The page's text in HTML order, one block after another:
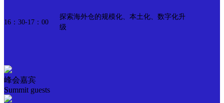
16：30-17：00
探索海外仓的规模化、本土化、数字化升
级
峰会嘉宾
Summit guests